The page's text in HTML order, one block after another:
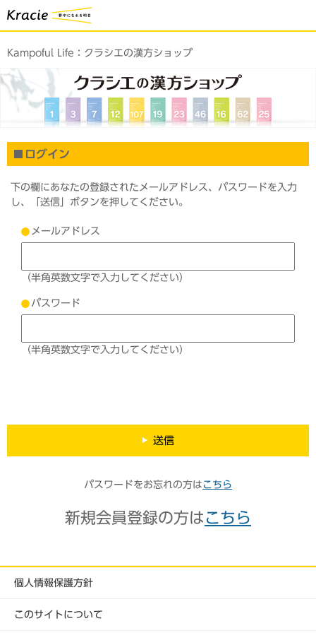
Kampoful Life： クラシエの漢方ショップ
ログイン
下の欄にあなたの登録されたメールアドレス、パスワードを入力
し、「送信」ボタンを押してください。
メールアドレス
（半角英数文字で入力してください）
パスワード
（半角英数文字で入力してください）
送信
パスワードをお忘れの方は こちら
新規会員登録の方は こちら
個人情報保護方針
このサイトについて